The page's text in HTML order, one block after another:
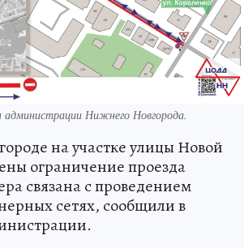
администрации Нижнего Новгорода.
на участке улицы Новой
ограничение проезда
связана с проведением
сетях, сообщили в